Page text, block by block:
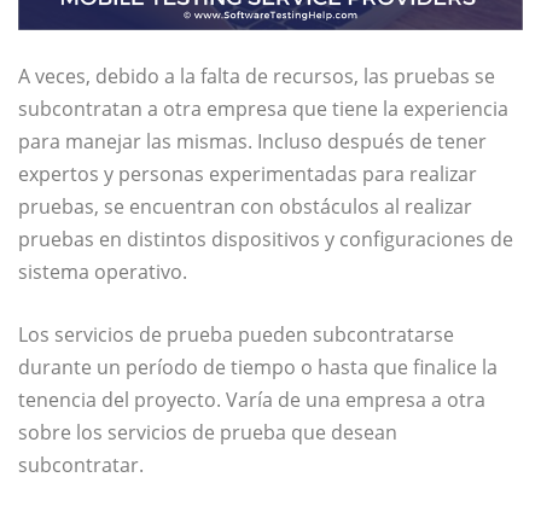
A veces, debido a la falta de recursos, las pruebas se
subcontratan a otra empresa que tiene la experiencia
para manejar las mismas. Incluso después de tener
expertos y personas experimentadas para realizar
pruebas, se encuentran con obstáculos al realizar
pruebas en distintos dispositivos y configuraciones de
sistema operativo.
Los servicios de prueba pueden subcontratarse
durante un período de tiempo o hasta que finalice la
tenencia del proyecto. Varía de una empresa a otra
sobre los servicios de prueba que desean
subcontratar.